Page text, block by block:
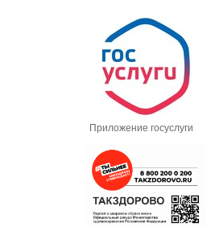
Приложение госуслуги